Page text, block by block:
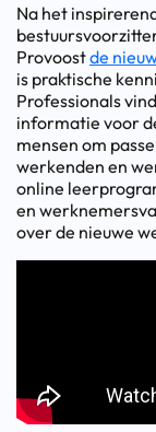
Na het
Provoostde
is praktische
Professionals
informatie voor
mensen om
werkenden en
online
en
over de nieuwe